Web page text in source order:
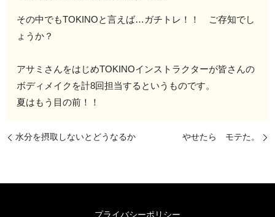
その中でもTOKINOと言えば…ガチトレ！！ ご存知でし
ょうか？
アサミさんをはじめTOKINOインストラクターが皆さんの
ボディメイクを計8回担当するというものです。
夏はもう目の前！！
水分を摂取しないとどうなるか やせたら モテた。
プライバシーポリシー